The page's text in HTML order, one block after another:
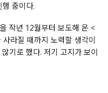
중이다.
작년 12월부터 보도해 온 <
라질 때까지 노력할 생각이
기로 했다. 저기 고지가 보이